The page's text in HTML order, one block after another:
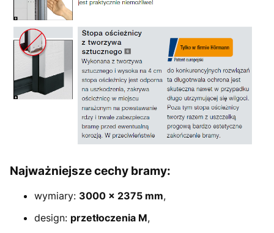
Najważniejsze cechy bramy:
wymiary: 3000 × 2375 mm,
design: przetłoczenia M,